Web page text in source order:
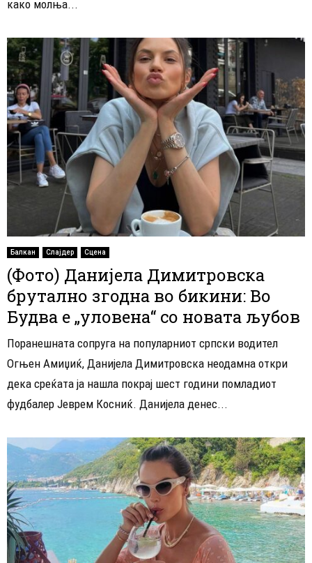
како молња...
Балкан Слајдер Сцена
(Фото) Данијела Димитровска
брутално згодна во бикини: Во
Будва е „уловена“ со новата љубов
Поранешната сопруга на популарниот српски водител
Огњен Амиџиќ, Данијела Димитровска неодамна откри
дека среќата ја нашла покрај шест години помладиот
фудбалер Јеврем Косниќ. Данијела денес...